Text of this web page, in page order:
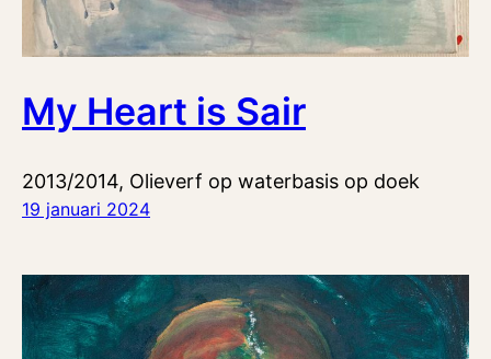
My Heart is Sair
2013/2014, Olieverf op waterbasis op doek
19 januari 2024